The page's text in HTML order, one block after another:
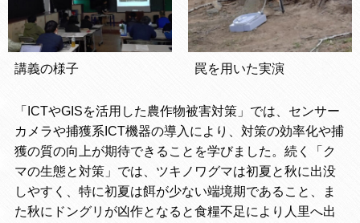
講義の様子 罠を用いた実演
「ICTやGISを活用した農作物被害対策」では、センサー
カメラや捕獲系ICT機器の導入により、対策の効率化や捕
獲の質の向上が期待できることを学びました。続く「ク
マの生態と対策」では、ツキノワグマは初夏と秋に出没
しやすく、特に初夏は餌が少ない端境期であること、ま
た秋にドングリが凶作となると食糧不足により人里へ出